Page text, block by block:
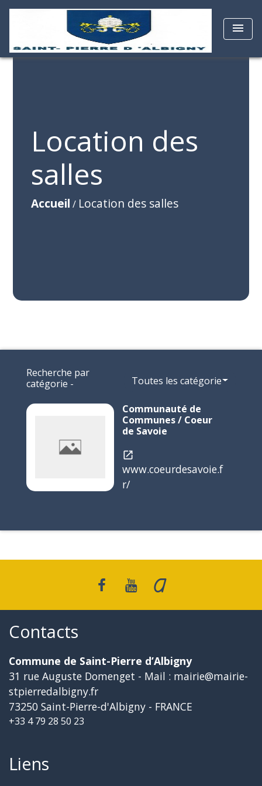
menu
Location des
salles
Accueil / Location des salles
Recherche par
catégorie -
Toutes les catégories
Communauté de
Communes / Coeur
de Savoie
open_in_new
www.coeurdesavoie.f
r/
Contacts
Commune de Saint-Pierre d’Albigny
31 rue Auguste Domenget - Mail : mairie@mairie-
stpierredalbigny.fr
73250 Saint-Pierre-d'Albigny - FRANCE
+33 4 79 28 50 23
Liens